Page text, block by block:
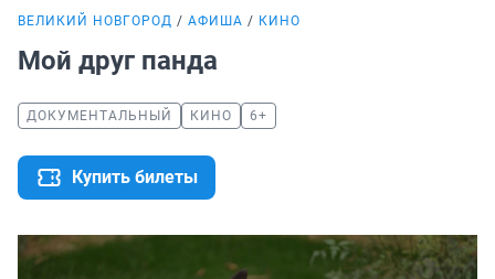
ВЕЛИКИЙ НОВГОРОД АФИША КИНО
Мой друг панда
ДОКУМЕНТАЛЬНЫЙ КИНО 6+
Купить билеты